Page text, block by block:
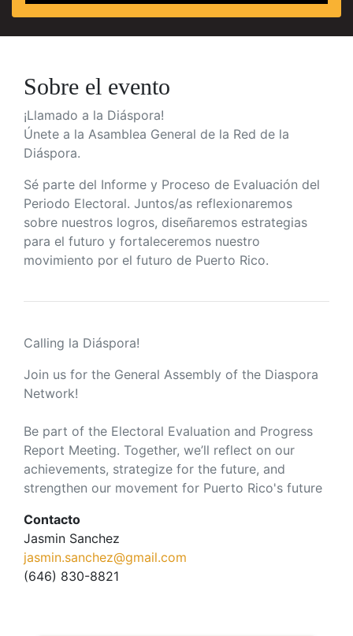
Sobre el evento
¡Llamado a la Diáspora!
Únete a la Asamblea General de la Red de la
Diáspora.
Sé parte del Informe y Proceso de Evaluación del
Periodo Electoral. Juntos/as reflexionaremos
sobre nuestros logros, diseñaremos estrategias
para el futuro y fortaleceremos nuestro
movimiento por el futuro de Puerto Rico.
Calling la Diáspora!
Join us for the General Assembly of the Diaspora
Network!
Be part of the Electoral Evaluation and Progress
Report Meeting. Together, we’ll reflect on our
achievements, strategize for the future, and
strengthen our movement for Puerto Rico's future
Contacto
Jasmin Sanchez
jasmin.sanchez@gmail.com
(646) 830-8821